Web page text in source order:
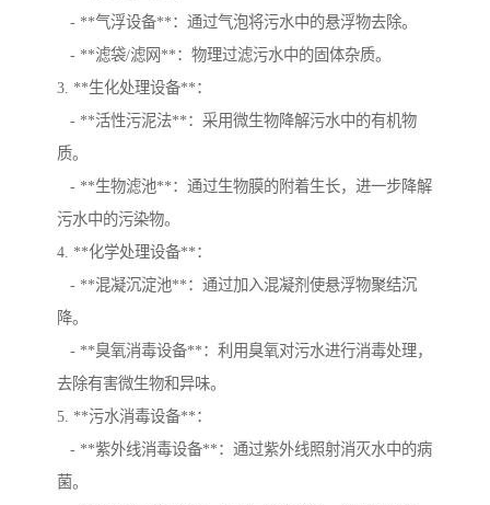
- **气浮设备**：通过气泡将污水中的悬浮物去除。
- **滤袋/滤网**：物理过滤污水中的固体杂质。
3. **生化处理设备**：
- **活性污泥法**：采用微生物降解污水中的有机物
质。
- **生物滤池**：通过生物膜的附着生长，进一步降解
污水中的污染物。
4. **化学处理设备**：
- **混凝沉淀池**：通过加入混凝剂使悬浮物聚结沉
降。
- **臭氧消毒设备**：利用臭氧对污水进行消毒处理，
去除有害微生物和异味。
5. **污水消毒设备**：
- **紫外线消毒设备**：通过紫外线照射消灭水中的病
菌。